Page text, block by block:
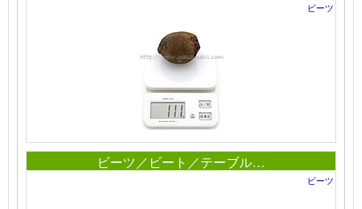
ビーツ
ビーツ／ビート／テーブル…
ビーツ